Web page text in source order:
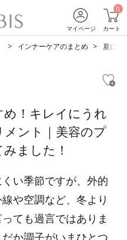
マイページ
0
カート
インナーケアのまとめ 夏にお
め！キレイにうれ
メント｜美容のプ
ました！
い季節ですが、外的
や空調など、冬より
ても過言ではありま
か調子がいまひとつ